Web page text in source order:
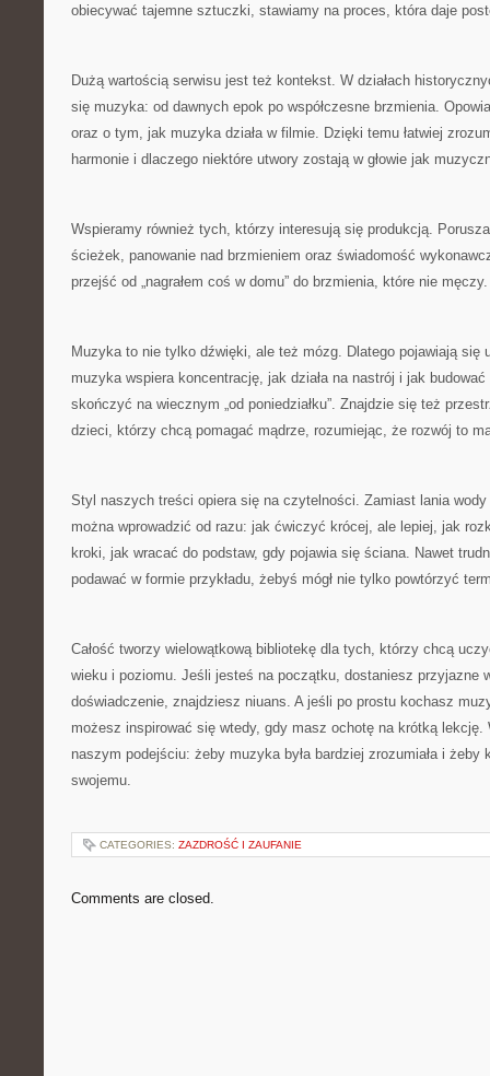
obiecywać tajemne sztuczki, stawiamy na proces, która daje
Dużą wartością serwisu jest też kontekst. W działach
się muzyka: od dawnych epok po współczesne brzmienia.
oraz o tym, jak muzyka działa w filmie. Dzięki temu łatwiej
harmonie i dlaczego niektóre utwory zostają w głowie jak
Wspieramy również tych, którzy interesują się produkcją.
ścieżek, panowanie nad brzmieniem oraz świadomość
przejść od „nagrałem coś w domu” do brzmienia, które nie męczy.
Muzyka to nie tylko dźwięki, ale też mózg. Dlatego pojawiają się
muzyka wspiera koncentrację, jak działa na nastrój i jak
skończyć na wiecznym „od poniedziałku”. Znajdzie się też
dzieci, którzy chcą pomagać mądrze, rozumiejąc, że rozwój to
Styl naszych treści opiera się na czytelności. Zamiast lania
można wprowadzić od razu: jak ćwiczyć krócej, ale lepiej, jak
kroki, jak wracać do podstaw, gdy pojawia się ściana. Nawet
podawać w formie przykładu, żebyś mógł nie tylko powtórzyć
Całość tworzy wielowątkową bibliotekę dla tych, którzy chcą
wieku i poziomu. Jeśli jesteś na początku, dostaniesz przyjazne
doświadczenie, znajdziesz niuans. A jeśli po prostu kochasz
możesz inspirować się wtedy, gdy masz ochotę na krótką lekcję.
naszym podejściu: żeby muzyka była bardziej zrozumiała i żeby
swojemu.
CATEGORIES: ZAZDROŚĆ I ZAUFANIE
Comments are closed.